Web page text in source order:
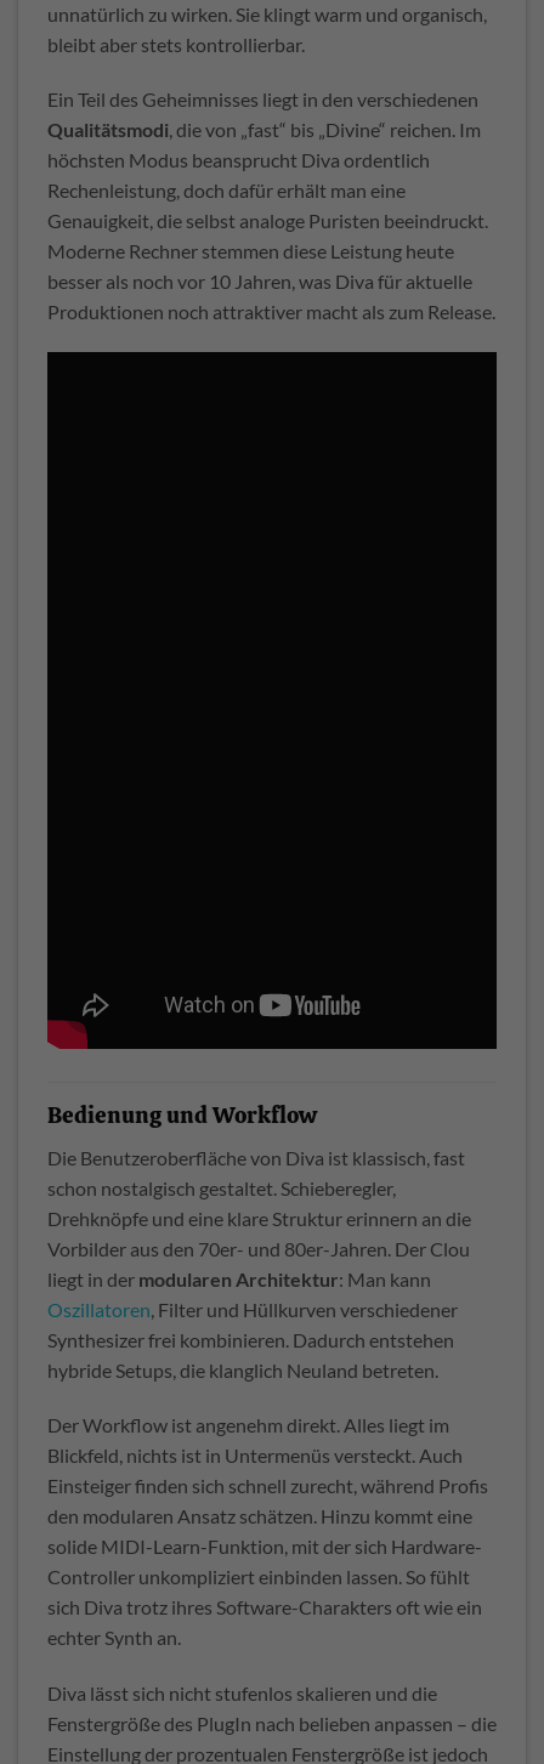
unnatürlich zu wirken. Sie klingt warm und organisch,
bleibt aber stets kontrollierbar.
Ein Teil des Geheimnisses liegt in den verschiedenen
Qualitätsmodi, die von „fast“ bis „Divine“ reichen. Im
höchsten Modus beansprucht Diva ordentlich
Rechenleistung, doch dafür erhält man eine
Genauigkeit, die selbst analoge Puristen beeindruckt.
Moderne Rechner stemmen diese Leistung heute
besser als noch vor 10 Jahren, was Diva für aktuelle
Produktionen noch attraktiver macht als zum Release.
Bedienung und Workflow
Die Benutzeroberfläche von Diva ist klassisch, fast
schon nostalgisch gestaltet. Schieberegler,
Drehknöpfe und eine klare Struktur erinnern an die
Vorbilder aus den 70er- und 80er-Jahren. Der Clou
liegt in der modularen Architektur: Man kann
Oszillatoren , Filter und Hüllkurven verschiedener
Synthesizer frei kombinieren. Dadurch entstehen
hybride Setups, die klanglich Neuland betreten.
Der Workflow ist angenehm direkt. Alles liegt im
Blickfeld, nichts ist in Untermenüs versteckt. Auch
Einsteiger finden sich schnell zurecht, während Profis
den modularen Ansatz schätzen. Hinzu kommt eine
solide MIDI-Learn-Funktion, mit der sich Hardware-
Controller unkompliziert einbinden lassen. So fühlt
sich Diva trotz ihres Software-Charakters oft wie ein
echter Synth an.
Diva lässt sich nicht stufenlos skalieren und die
Fenstergröße des PlugIn nach belieben anpassen – die
Einstellung der prozentualen Fenstergröße ist jedoch